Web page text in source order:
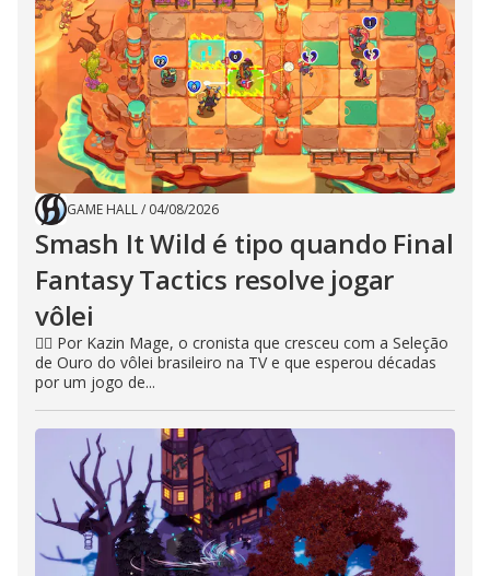
GAME HALL/ 04/08/2026
Smash It Wild é tipo quando Final
Fantasy Tactics resolve jogar
vôlei
🧙‍♂️ Por Kazin Mage, o cronista que cresceu com a Seleção
de Ouro do vôlei brasileiro na TV e que esperou décadas
por um jogo de...